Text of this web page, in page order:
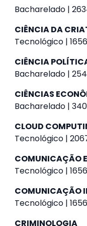
Bacharelado |
CIÊNCIA DA
Tecnológico |
CIÊNCIA
Bacharelado |
CIÊNCIAS
Bacharelado |
CLOUD
Tecnológico |
COMUNICAÇÃO
Tecnológico |
COMUNICAÇÃO
Tecnológico |
CRIMINOLOGIA